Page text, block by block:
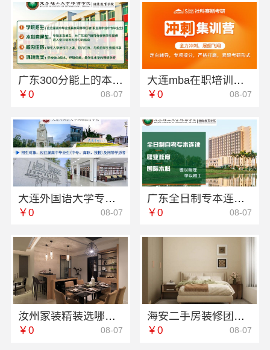
广东300分能上的本科大学招生方式-北京理工大学珠海学院继教院
￥0 08-07
大连mba在职培训机构哪家好 社科赛斯MBA考研名师授课全程指导
￥0 08-07
大连外国语大学专科电话服务资讯
￥0 08-07
广东全日制专本连读大专学校-北京理工大学珠海学院继续教育学院
￥0 08-07
汝州家装精装选哪家？河南璟臻环保建材有限公司品质交付
￥0 08-07
海安二手房装修团队，南通宏域全宅装饰建材有限公司专业施工
￥0 08-07